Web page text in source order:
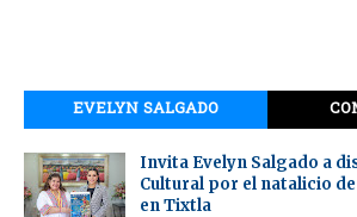
EVELYN SALGADO
Invita Evelyn Salgado a
Cultural por el natalicio
en Tixtla